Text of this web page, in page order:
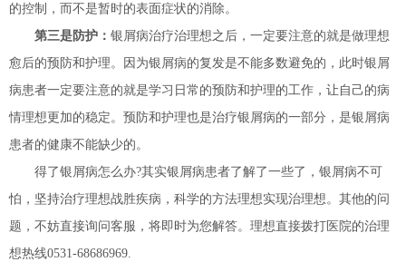
的控制，而不是暂时的表面症状的消除。
第三是防护： 银屑病治疗治理想之后，一定要注意的就是做理想
愈后的预防和护理。因为银屑病的复发是不能多数避免的，此时银屑
病患者一定要注意的就是学习日常的预防和护理的工作，让自己的病
情理想更加的稳定。预防和护理也是治疗银屑病的一部分，是银屑病
患者的健康不能缺少的。
得了银屑病怎么办?其实银屑病患者了解了一些了，银屑病不可
怕，坚持治疗理想战胜疾病，科学的方法理想实现治理想。其他的问
题，不妨直接询问客服，将即时为您解答。理想直接拨打医院的治理
想热线0531-68686969.